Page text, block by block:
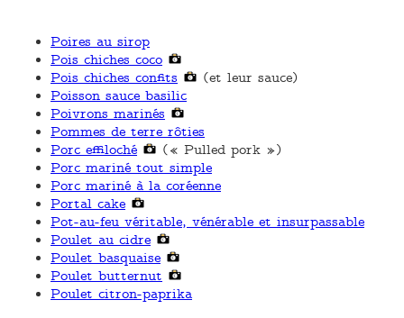
Poires au sirop
Pois chiches coco
Pois chiches confits
(et leur sauce)
Poisson sauce basilic
Poivrons marinés
Pommes de terre rôties
Porc effiloché
(« Pulled pork »)
Porc mariné tout simple
Porc mariné à la coréenne
Portal cake
Pot-au-feu véritable, vénérable et insurpassable
Poulet au cidre
Poulet basquaise
Poulet butternut
Poulet citron-paprika